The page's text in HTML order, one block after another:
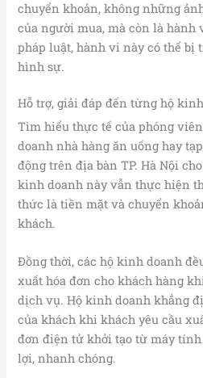
chuyển khoản, không những
của người mua, mà còn là hành
pháp luật, hành vi này có thể bị
hình sự.
Hỗ trợ, giải đáp đến từng hộ
Tìm hiểu thực tế của phóng
doanh nhà hàng ăn uống hay
động trên địa bàn TP. Hà Nội
kinh doanh này vẫn thực hiện
thức là tiền mặt và chuyển
khách.
Đồng thời, các hộ kinh doanh
xuất hóa đơn cho khách hàng
dịch vụ. Hộ kinh doanh khẳng
của khách khi khách yêu cầu
đơn điện tử khởi tạo từ máy
lợi, nhanh chóng.